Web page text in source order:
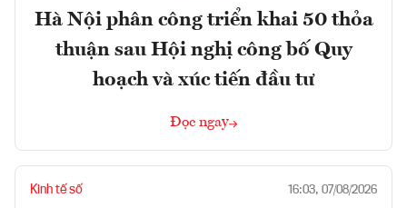
Hà Nội phân công triển khai 50 thỏa
thuận sau Hội nghị công bố Quy
hoạch và xúc tiến đầu tư
Đọc ngay
Kinh tế số 16:03, 07/08/2026